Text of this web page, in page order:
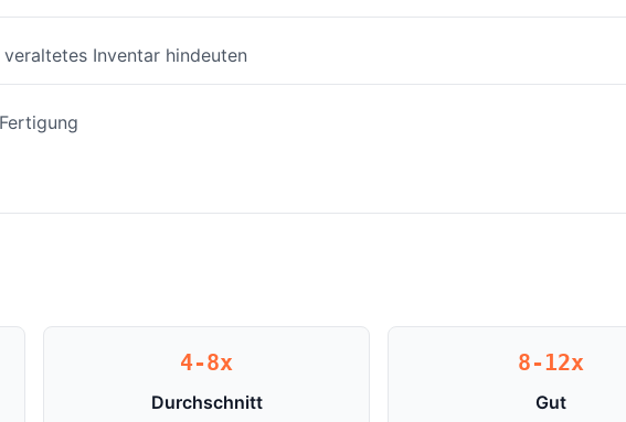
Inventar hindeuten
4-8x
Durchschnitt
8-12x
Gut